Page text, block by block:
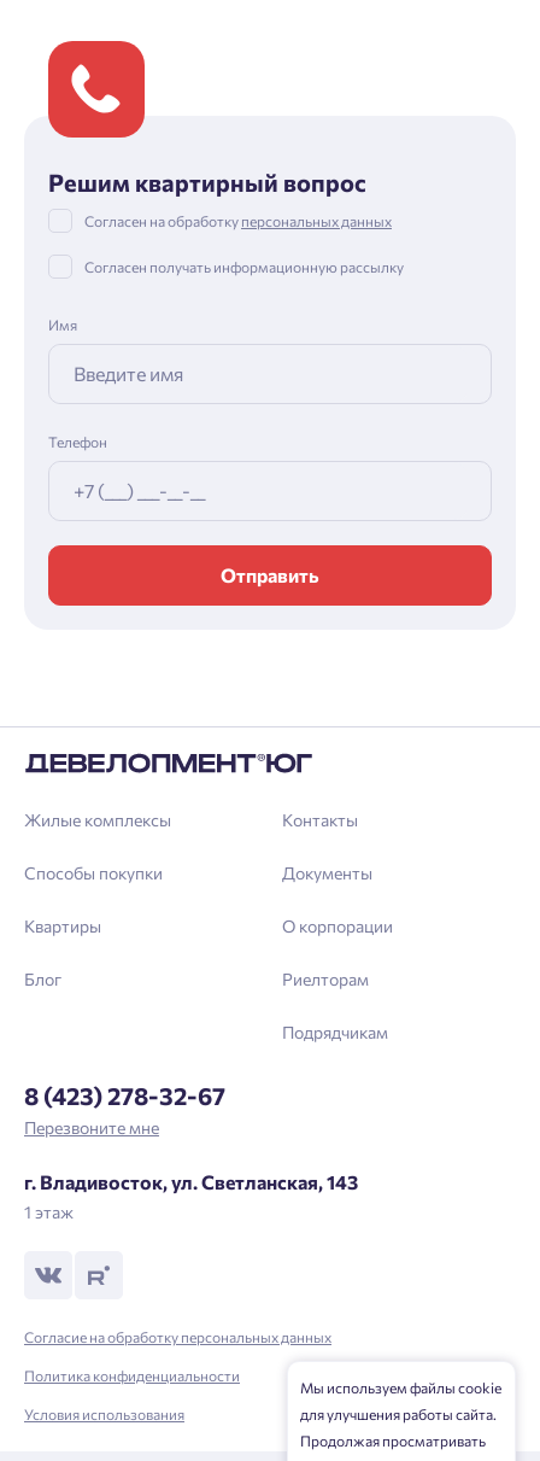
Решим квартирный вопрос
Согласен на обработку персональных данных
Согласен получать информационную рассылку
Имя
Телефон
Отправить
Жилые комплексы
Способы покупки
Квартиры
Блог
Контакты
Документы
О корпорации
Риелторам
Подрядчикам
8 (423) 278-32-67
Перезвоните мне
г. Владивосток, ул. Светланская, 143
1 этаж
Согласие на обработку персональных данных
Политика конфиденциальности
Условия использования
Мы используем файлы cookie
для улучшения работы сайта.
Продолжая просматривать